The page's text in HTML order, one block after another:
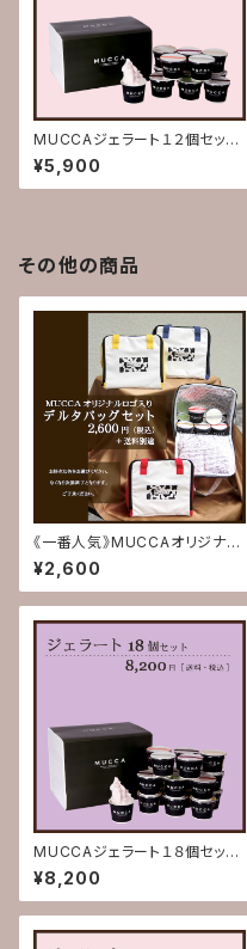
MUCCAジェラート１２個セット
(送料込)【お歳暮 お中元 誕
生日お祝い 内祝い 出産祝
い 結婚祝い 記念日 賞品
¥5,900
その他の商品
《一番人気》MUCCAオリジナル
ロゴ入りデルタバックセット(送料
別)【オリジナルロゴバック ラン
チバック 保温冷バック マイバ
い 熨斗 熨斗付き のし の
し付き ギフト 贈り物 お返
¥2,600
MUCCAジェラート１８個セット
(送料込)【お歳暮 お中元 誕
生日お祝い 内祝い 出産祝
い 結婚祝い 記念日 賞品
¥8,200